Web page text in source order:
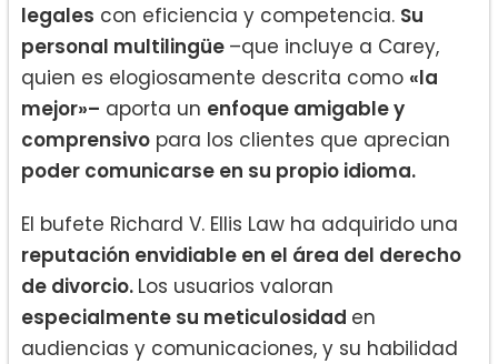
legales con eficiencia y competencia. Su
personal multilingüe –que incluye a Carey,
quien es elogiosamente descrita como «la
mejor»– aporta un enfoque amigable y
comprensivo para los clientes que aprecian
poder comunicarse en su propio idioma.
El bufete Richard V. Ellis Law ha adquirido una
reputación envidiable en el área del derecho
de divorcio. Los usuarios valoran
especialmente su meticulosidad en
audiencias y comunicaciones, y su habilidad